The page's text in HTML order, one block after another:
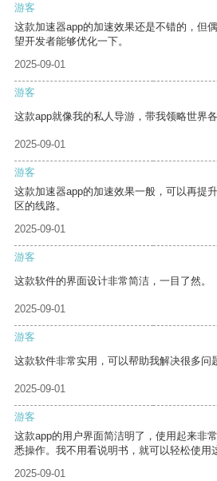
游客
这款加速器app的加速效果还是不错的，但
望开发者能够优化一下。
2025-09-01
游客
这款app就像我的私人导游，带我领略世界各
2025-09-01
游客
这款加速器app的加速效果一般，可以再提
区的线路。
2025-09-01
游客
这款软件的界面设计非常简洁，一目了然。
2025-09-01
游客
这款软件非常实用，可以帮助我解决很多问
2025-09-01
游客
这款app的用户界面简洁明了，使用起来非
悉操作。我不用看说明书，就可以轻松使用
2025-09-01